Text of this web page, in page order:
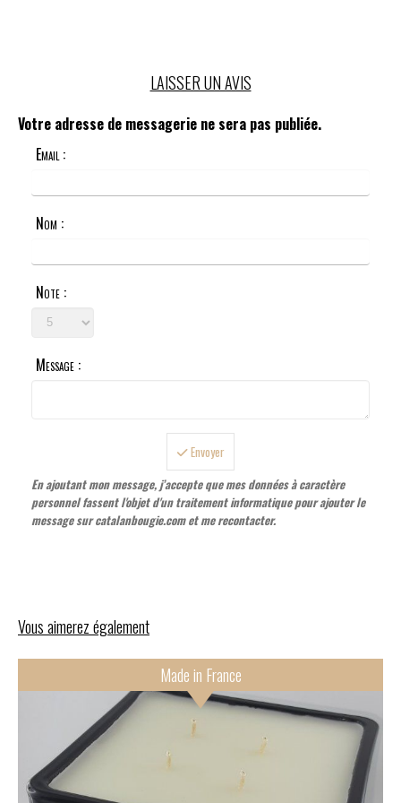
LAISSER UN AVIS
Votre adresse de messagerie ne sera pas publiée.
Email :
Nom :
Note :
Message :
Envoyer
En ajoutant mon message, j’accepte que mes données à caractère
personnel fassent l'objet d'un traitement informatique pour ajouter le
message sur catalanbougie.com et me recontacter.
Vous aimerez également